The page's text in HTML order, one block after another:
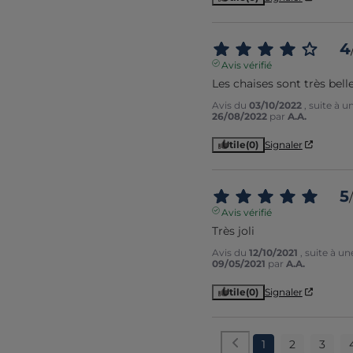
4
Avis vérifié
Les chaises sont très
Avis du 03/10/2022
, suite à
26/08/2022 par A.A.
Utile(0) Signaler
5/
Avis vérifié
Très joli
Avis du 12/10/2021
, suite à
09/05/2021 par A.A.
Utile(0) Signaler
1 2 3